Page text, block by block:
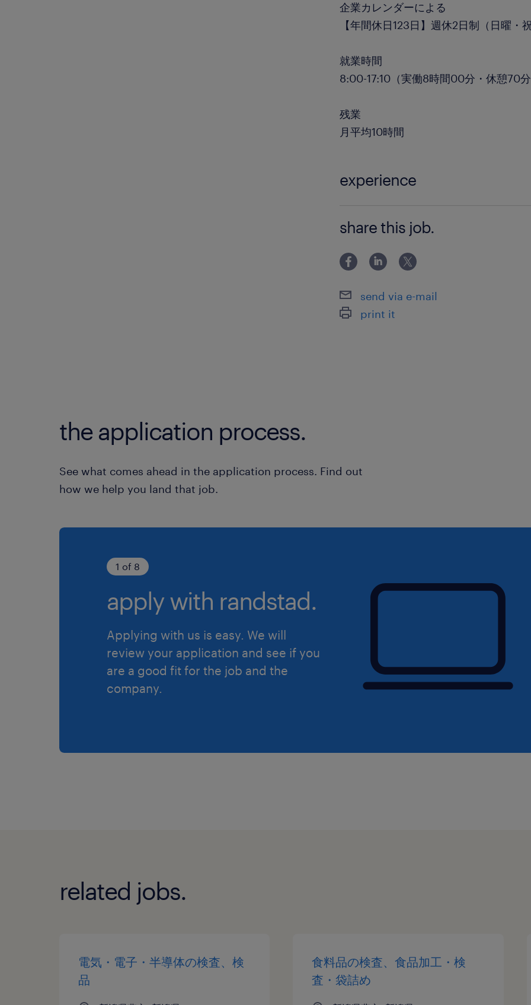
企業カレンダーによる
【年間休日123日】週休2日制（日曜・
就業時間
8:00-17:10（実働8時間00分・休憩70
残業
月平均10時間
experience
share this job.
send via e-mail
print it
the application process.
See what comes ahead in the application process. Find out
how we help you land that job.
1 of 8
apply with randstad.
Applying with us is easy. We will
review your application and see if you
are a good fit for the job and the
company.
related jobs.
電気・電子・半導体の検査、検
品
食料品の検査、食品加工・検
査・袋詰め